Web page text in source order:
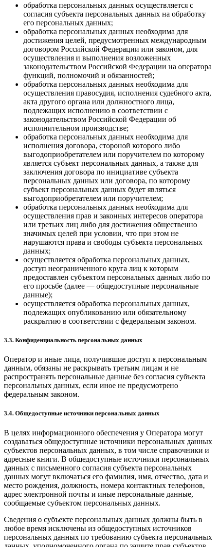
обработка персональных данных осуществляется с
согласия субъекта персональных данных на обработку
его персональных данных;
обработка персональных данных необходима для
достижения целей, предусмотренных международным
договором Российской Федерации или законом, для
осуществления и выполнения возложенных
законодательством Российской Федерации на оператора
функций, полномочий и обязанностей;
обработка персональных данных необходима для
осуществления правосудия, исполнения судебного акта,
акта другого органа или должностного лица,
подлежащих исполнению в соответствии с
законодательством Российской Федерации об
исполнительном производстве;
обработка персональных данных необходима для
исполнения договора, стороной которого либо
выгодоприобретателем или поручителем по которому
является субъект персональных данных, а также для
заключения договора по инициативе субъекта
персональных данных или договора, по которому
субъект персональных данных будет являться
выгодоприобретателем или поручителем;
обработка персональных данных необходима для
осуществления прав и законных интересов оператора
или третьих лиц либо для достижения общественно
значимых целей при условии, что при этом не
нарушаются права и свободы субъекта персональных
данных;
осуществляется обработка персональных данных,
доступ неограниченного круга лиц к которым
предоставлен субъектом персональных данных либо по
его просьбе (далее — общедоступные персональные
данные);
осуществляется обработка персональных данных,
подлежащих опубликованию или обязательному
раскрытию в соответствии с федеральным законом.
3.3. Конфиденциальность персональных данных
Оператор и иные лица, получившие доступ к персональным
данным, обязаны не раскрывать третьим лицам и не
распространять персональные данные без согласия субъекта
персональных данных, если иное не предусмотрено
федеральным законом.
3.4. Общедоступные источники персональных данных
В целях информационного обеспечения у Оператора могут
создаваться общедоступные источники персональных данных
субъектов персональных данных, в том числе справочники и
адресные книги. В общедоступные источники персональных
данных с письменного согласия субъекта персональных
данных могут включаться его фамилия, имя, отчество, дата и
место рождения, должность, номера контактных телефонов,
адрес электронной почты и иные персональные данные,
сообщаемые субъектом персональных данных.
Сведения о субъекте персональных данных должны быть в
любое время исключены из общедоступных источников
персональных данных по требованию субъекта персональных